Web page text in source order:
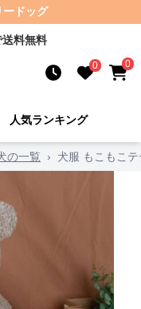
ードッグ
料無料
0 0
人気ランキング
の一覧 › 犬服 もこもこ